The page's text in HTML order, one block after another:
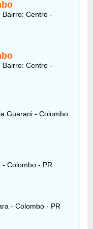
Bairro: Centro -
Bairro: Centro -
Guarani - Colombo
Colombo - PR
- Colombo - PR